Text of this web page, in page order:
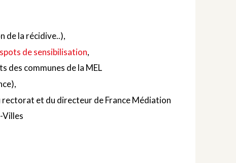
de la récidive..),
de sensibilisation,
des communes de la MEL
et du directeur de France Médiation
Villes